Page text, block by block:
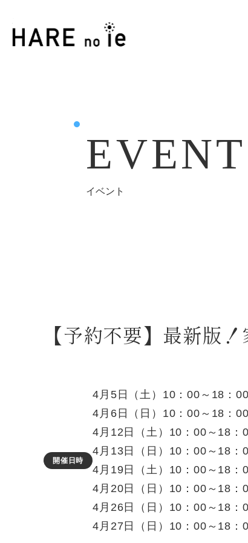
EVENT
イベント
【予約不要】最新
開催日時
4月5日（土）10：00～18：00
4月6日（日）10：00～18：00
4月12日（土）10：00～18：
4月13日（日）10：00～18：
4月19日（土）10：00～18：
4月20日（日）10：00～18：
4月26日（日）10：00～18：
4月27日（日）10：00～18：